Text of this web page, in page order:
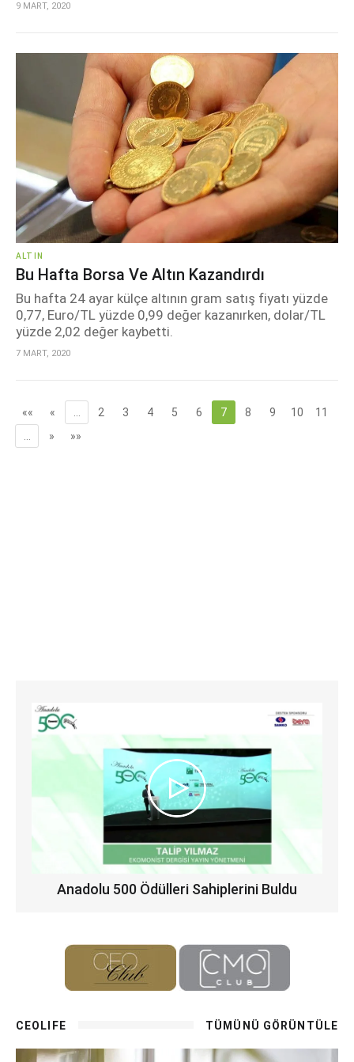
9 MART, 2020
ALTIN
Bu Hafta Borsa Ve Altın Kazandırdı
Bu hafta 24 ayar külçe altının gram satış fiyatı yüzde
0,77, Euro/TL yüzde 0,99 değer kazanırken, dolar/TL
yüzde 2,02 değer kaybetti.
7 MART, 2020
«« « 2 3 4 5 6 7 8 9 10
11
» »»
Anadolu 500 Ödülleri Sahiplerini Buldu
CEOLIFE TÜMÜNÜ GÖRÜNTÜLE